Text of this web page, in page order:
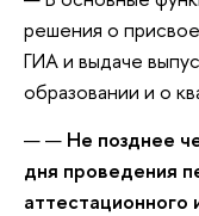
решения о
ГИА и выдаче
образовании и о
Не позднее
дня проведения
аттестационного